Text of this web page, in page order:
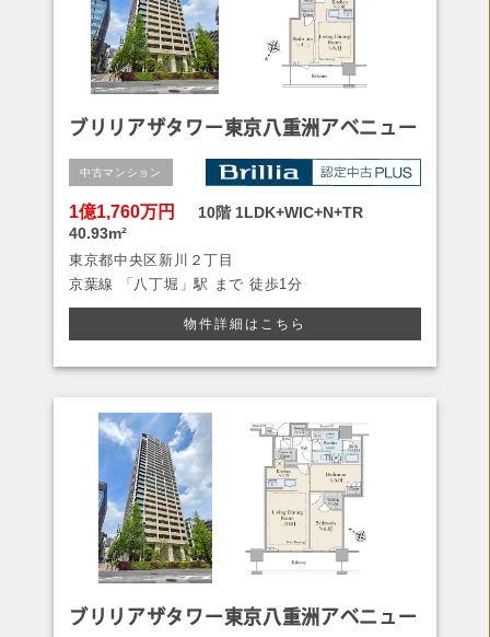
ブリリアザタワー東京八重洲アベニュー
中古マンション
1億1,760万円 10階 1LDK+WIC+N+TR
40.93m²
東京都中央区新川２丁目
京葉線
「八丁堀」駅 まで 徒歩1分
物件詳細はこちら
ブリリアザタワー東京八重洲アベニュー